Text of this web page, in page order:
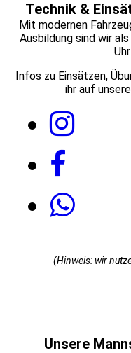
Technik &
Mit modernen
Ausbildung sind wir
Infos zu Einsätzen,
ihr auf
(Hinweis: wir
Unsere